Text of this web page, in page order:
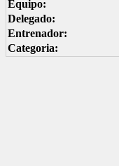
Equipo:
Delegado:
Entrenador:
Categoria: